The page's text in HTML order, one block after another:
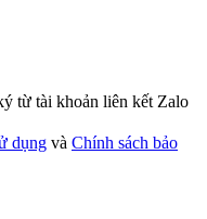
từ tài khoản liên kết Zalo
dụng và Chính sách bảo